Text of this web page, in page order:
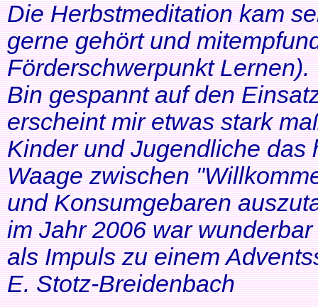
Die Herbstmeditation kam
gerne gehört und
Förderschwerpunkt Lernen).
Bin gespannt auf den
erscheint mir etwas stark
Kinder und Jugendliche das
Waage zwischen
und Konsumgebaren
im Jahr 2006 war
als Impuls zu einem
E. Stotz-Breidenbach